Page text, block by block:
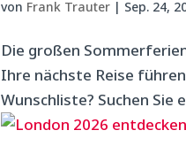
von Frank Trauter | Sep. 24,
Die großen
Ihre nächste Reise
Wunschliste? Suchen Sie